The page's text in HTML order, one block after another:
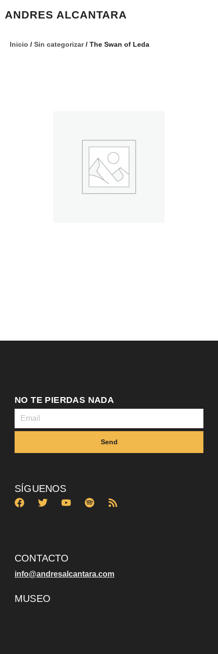
ANDRES ALCANTARA
Inicio / Sin categorizar/ The Swan of Leda
NO TE PIERDAS NADA
Send
SÍGUENOS
CONTACTO
info@andresalcantara.com
MUSEO